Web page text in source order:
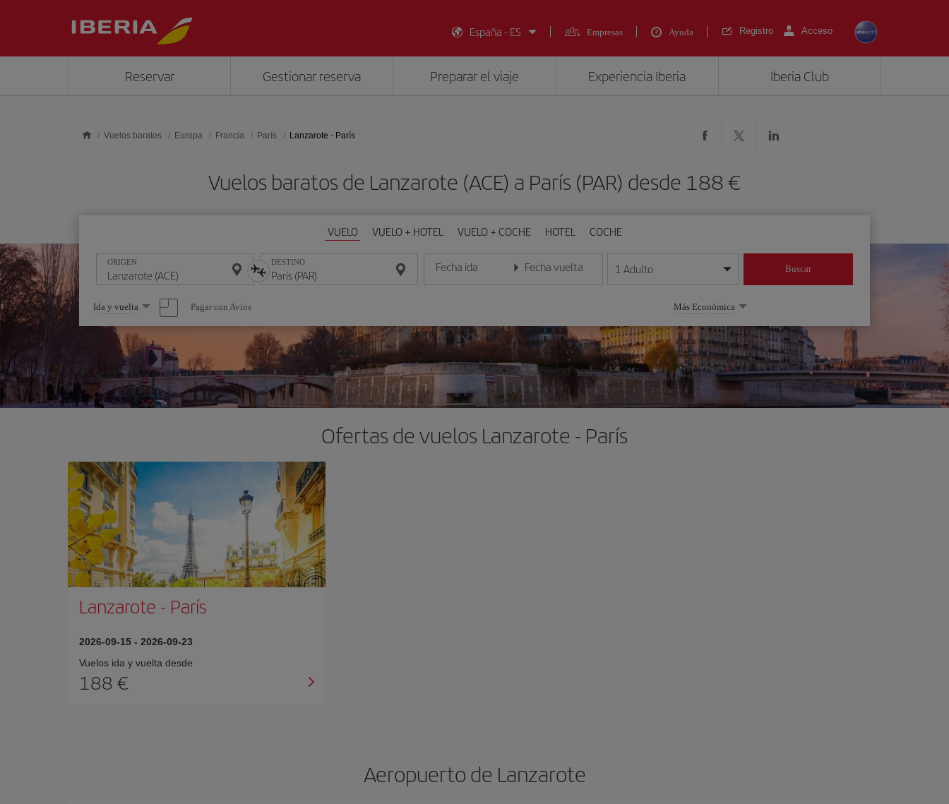
España - ES
Empresas Ayuda Registro Acceso
Reservar Gestionar reserva Preparar el viaje Experiencia Iberia Iberia Club
Vuelos baratos Europa Francia París Lanzarote - París
Vuelos baratos de Lanzarote (ACE) a París (PAR) desde 188 €
VUELO VUELO + HOTEL VUELO + COCHE HOTEL COCHE
ORIGEN DESTINO Fecha ida
Introduce la fecha en formato día/mes/año
Fecha vuelta
Introduce la fecha en formato día/mes/año
1 Adulto Buscar
Seleccione
una
opción
Ida y vuelta Pagar con Avios Más Económica
Ofertas de vuelos Lanzarote - París
Lanzarote - París
2026-09-15 - 2026-09-23
Vuelos ida y vuelta desde
188 €
Aeropuerto de Lanzarote